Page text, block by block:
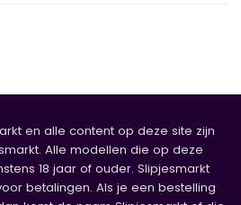
en alle content op deze site zijn
Alle modellen die op deze
18 jaar of ouder. Slipjesmarkt
betalingen. Als je een bestelling